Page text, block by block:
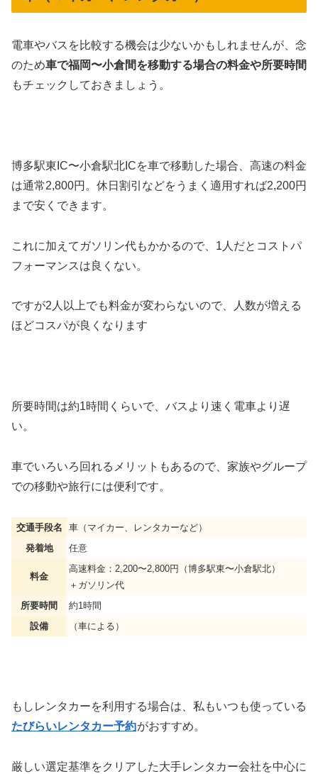
電車やバスを比較する機会は少ないかもしれませんが、念
のため車で福岡〜小倉間を移動する場合の料金や所要時間
もチェックしておきましょう。
博多駅東IC〜小倉駅北ICを車で移動した場合、高速の料金
は通常2,800円。休日割引などをうまく適用すれば2,200円
まで安くできます。
これに加えてガソリン代もかかるので、1人だとコストパ
フォーマンスは良くない。
ですが2人以上でも料金が変わらないので、人数が増える
ほどコスパが良くなります
所要時間は約1時間くらいで、バスより速く電車より遅
い。
車でいろいろ回れるメリットもあるので、家族やグループ
での移動や旅行には便利です。
交通手段名
車（マイカー、レンタカーなど）
発着地
任意
料金
高速料金：2,200〜2,800円（博多駅東〜小倉駅北）
＋ガソリン代
所要時間
約1時間
設備
（車による）
もしレンタカーを利用する場合は、私もいつも使っている
たびらいレンタカー予約がおすすめ。
厳しい選定基準をクリアした大手レンタカー会社を中心に